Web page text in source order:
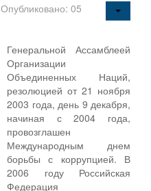
Опубликовано: 05
Генеральной Ассамблеей
Организации
Объединенных Наций,
резолюцией от 21 ноября
2003 года, день 9 декабря,
начиная с 2004 года,
провозглашен
Международным днем
борьбы с коррупцией. В
2006 году Российская
Федерация